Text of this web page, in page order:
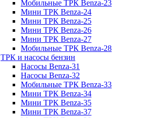
Мобильные ТРК Benza-23
Мини ТРК Benza-24
Мини ТРК Benza-25
Мини ТРК Benza-26
Мини ТРК Benza-27
Мобильные ТРК Benza-28
ТРК и насосы бензин
Насосы Benza-31
Насосы Benza-32
Мобильные ТРК Benza-33
Мини ТРК Benza-34
Мини ТРК Benza-35
Мини ТРК Benza-37